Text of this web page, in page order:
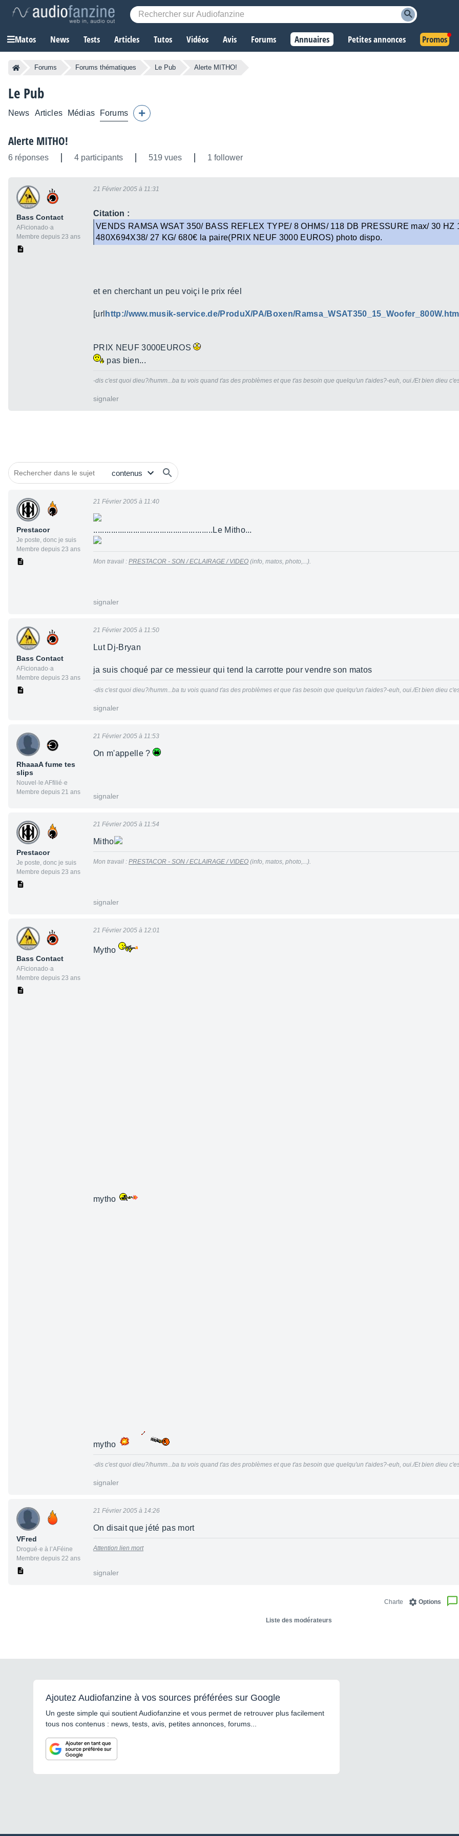
Matos News Tests Articles Tutos Vidéos Avis Forums Annuaires Petites annonces Promos
Forums Forums thématiques Le Pub Alerte MITHO!
Le Pub
News Articles Médias Forums
Alerte MITHO!
6 réponses 4 participants 519 vues 1 follower
Bass Contact
AFicionado·a
Membre depuis 23 ans
21 Février 2005 à 11:31
Citation :
VENDS RAMSA WSAT 350/ BASS REFLEX TYPE/ 8 OHMS/ 118 DB PRESSURE max/ 30 HZ
480X694X38/ 27 KG/ 680€ la paire(PRIX NEUF 3000 EUROS) photo dispo.
et en cherchant un peu voiçi le prix réel
[url http://www.musik-service.de/ProduX/PA/Boxen/Ramsa_WSAT350_15_Woofer_800W.htm
PRIX NEUF 3000EUROS
pas bien...
-dis c'est quoi dieu?/humm...ba tu vois quand t'as des problèmes et que t'as besoin que quelqu'un t'aides?-euh, oui./Et bien dieu
signaler
Prestacor
Je poste, donc je suis
Membre depuis 23 ans
21 Février 2005 à 11:40
......................................................Le Mitho...
Mon travail : PRESTACOR - SON / ECLAIRAGE / VIDEO (info, matos, photo,...).
signaler
Bass Contact
AFicionado·a
Membre depuis 23 ans
21 Février 2005 à 11:50
Lut Dj-Bryan
ja suis choqué par ce messieur qui tend la carrotte pour vendre son matos
-dis c'est quoi dieu?/humm...ba tu vois quand t'as des problèmes et que t'as besoin que quelqu'un t'aides?-euh, oui./Et bien dieu
signaler
RhaaaA fume tes
slips
Nouvel·le AFfilié·e
Membre depuis 21 ans
21 Février 2005 à 11:53
On m'appelle ?
signaler
Prestacor
Je poste, donc je suis
Membre depuis 23 ans
21 Février 2005 à 11:54
Mitho
Mon travail : PRESTACOR - SON / ECLAIRAGE / VIDEO (info, matos, photo,...).
signaler
Bass Contact
AFicionado·a
Membre depuis 23 ans
21 Février 2005 à 12:01
Mytho
mytho
mytho
-dis c'est quoi dieu?/humm...ba tu vois quand t'as des problèmes et que t'as besoin que quelqu'un t'aides?-euh, oui./Et bien dieu
signaler
VFred
Drogué·e à l’AFéine
Membre depuis 22 ans
21 Février 2005 à 14:26
On disait que jété pas mort
Attention lien mort
signaler
Options
Charte
Liste des modérateurs
Ajoutez Audiofanzine à vos sources préférées sur Google
Un geste simple qui soutient Audiofanzine et vous permet de retrouver plus facilement
tous nos contenus : news, tests, avis, petites annonces, forums...